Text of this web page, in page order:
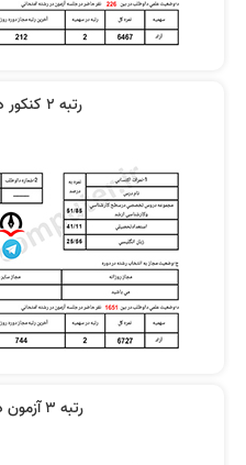
رتبه 2 کنکور دکتری نرم افزار
رتبه 3 آزمون دکتری نرم افزار